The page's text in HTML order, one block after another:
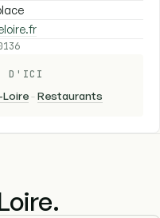
D'ICI
-Restaurants